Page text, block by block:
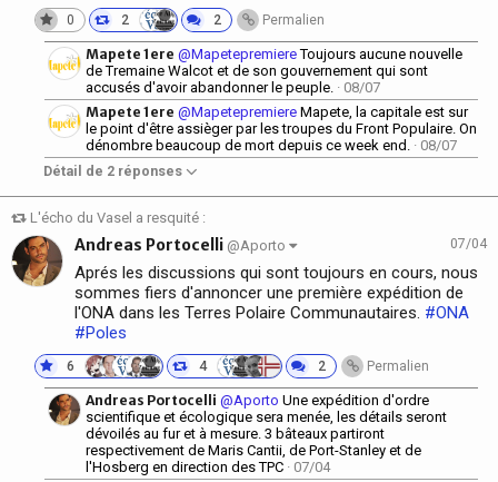
0 2 2 Permalien
Mapete 1ere @MapetepremiereToujours aucune nouvelle
de Tremaine Walcot et de son gouvernement qui sont
accusés d'avoir abandonner le peuple. · 08/07
Mapete 1ere @Mapetepremiere Mapete, la capitale est sur
le point d'être assièger par les troupes du Front Populaire. On
dénombre beaucoup de mort depuis ce week end. · 08/07
Détail de 2 réponses
L'écho du Vasel a resquité :
07/04
Andreas Portocelli @Aporto
Aprés les discussions qui sont toujours en cours, nous
sommes fiers d'annoncer une première expédition de
l'ONA dans les Terres Polaire Communautaires. #ONA
#Poles
6 4 2 Permalien
Andreas Portocelli @Aporto Une expédition d'ordre
scientifique et écologique sera menée, les détails seront
dévoilés au fur et à mesure. 3 bâteaux partiront
respectivement de Maris Cantii, de Port-Stanley et de
l'Hosberg en direction des TPC · 07/04